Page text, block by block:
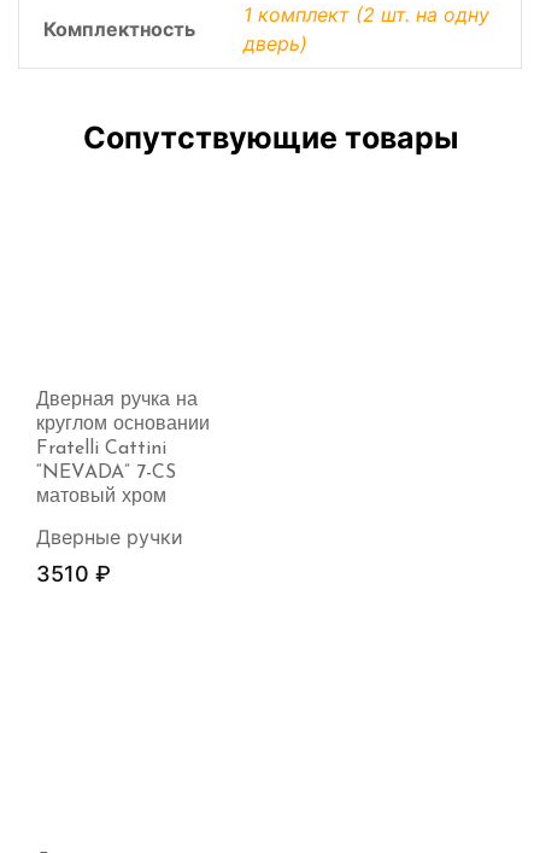
Комплектность
1 комплект (2 шт. на одну
дверь)
Сопутствующие товары
Дверная ручка на
круглом основании
Fratelli Cattini
“NEVADA” 7-CS
матовый хром
Дверные ручки
3510 ₽